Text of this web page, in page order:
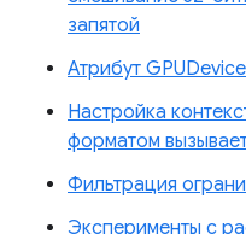
запятой
Атрибут
Настройка
форматом
Фильтрация
Эксперименты с